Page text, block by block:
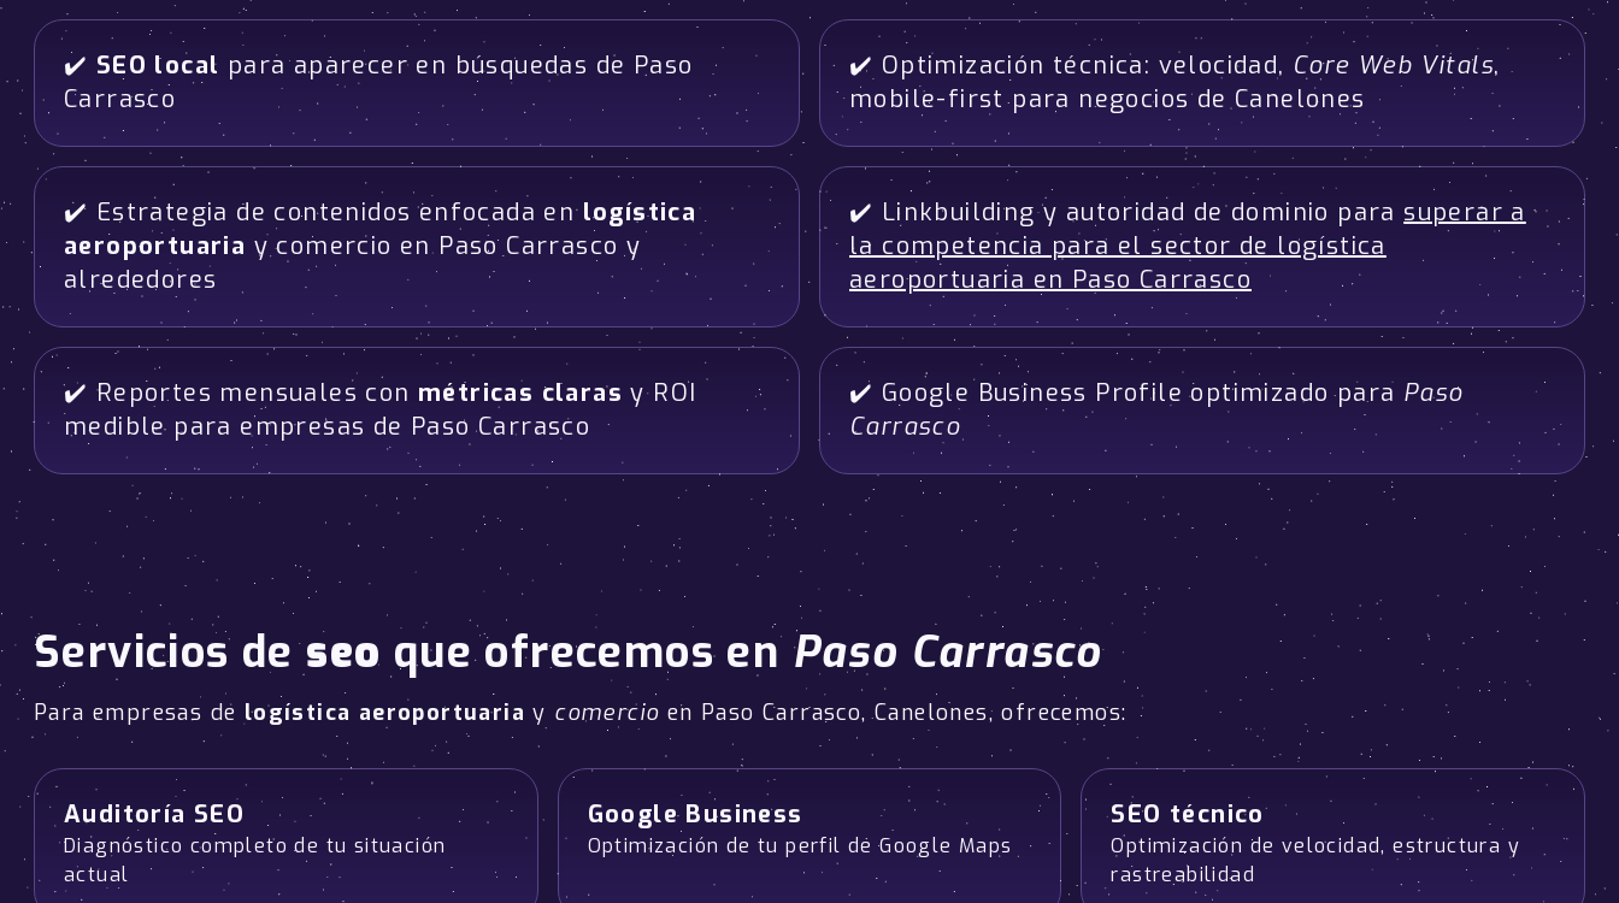
✔️ SEO local para aparecer en búsquedas de Paso
Carrasco
✔️ Optimización técnica: velocidad, Core Web Vitals,
mobile-first para negocios de Canelones
✔️ Estrategia de contenidos enfocada enlogística
aeroportuaria y comercio en Paso Carrasco y
alrededores
✔️ Linkbuilding y autoridad de dominio para superar a
la competencia para el sector de logística
aeroportuaria en Paso Carrasco
✔️ Reportes mensuales con métricas claras y ROI
medible para empresas de Paso Carrasco
✔️ Google Business Profile optimizado para Paso
Carrasco
Servicios deseo que ofrecemos en Paso Carrasco
Para empresas de logística aeroportuaria y comercio en Paso Carrasco, Canelones, ofrecemos:
Auditoría SEO
Diagnóstico completo de tu situación
actual
Google Business
Optimización de tu perfil de Google Maps
SEO técnico
Optimización de velocidad, estructura y
rastreabilidad